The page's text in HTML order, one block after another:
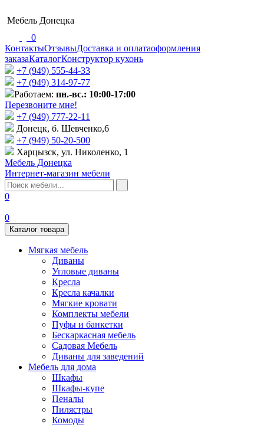
Мебель Донецка
0
КонтактыОтзывыДоставка и оплатаоформления
заказаКаталогКонструктор кухонь
+7 (949) 555-44-33
+7 (949) 314-97-77
Работаем: пн.-вс.: 10:00-17:00
Перезвоните мне!
+7 (‎949) 777-22-11
Донецк, б. Шевченко,6
+7 (949) 50-20-500
Харцызск, ул. Николенко, 1
Мебель Донецка
Интернет-магазин мебели
0
0
Каталог товара
Мягкая мебель
Диваны
Угловые диваны
Кресла
Кресла качалки
Мягкие кровати
Комплекты мебели
Пуфы и банкетки
Бескаркасная мебель
Садовая Мебель
Диваны для заведений
Мебель для дома
Шкафы
Шкафы-купе
Пеналы
Пилястры
Комоды